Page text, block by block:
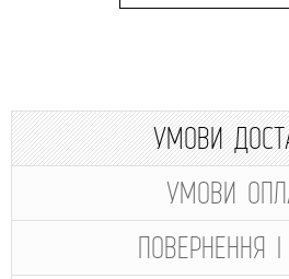
УМОВИ
УМОВИ
ПОВЕРНЕННЯ